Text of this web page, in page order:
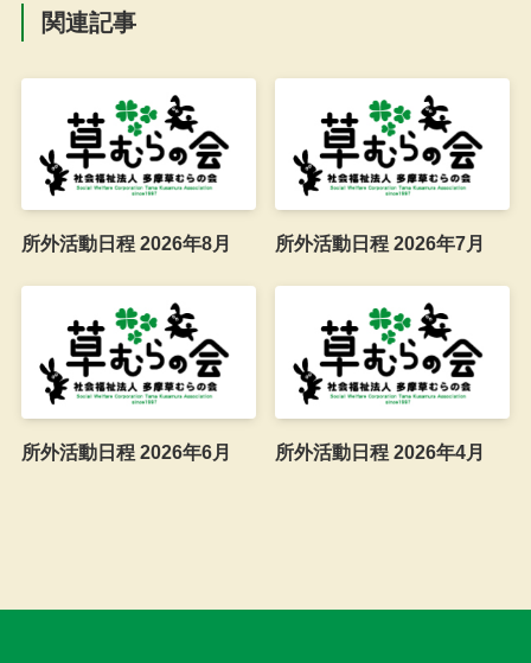
関連記事
所外活動日程 2026年8月 所外活動日程 2026年7月
所外活動日程 2026年6月 所外活動日程 2026年4月